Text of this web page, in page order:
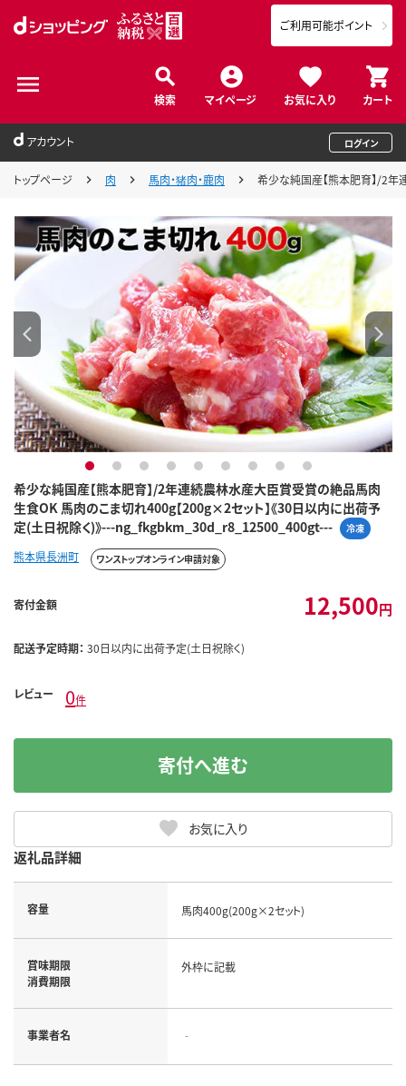
検索 マイページ お気に入り カート
ご利用可能ポイント
アカウント ログイン
トップページ 肉 馬肉・猪肉・鹿肉 希少な純国産【熊本肥育】/2
希少な純国産【熊本肥育】/2年連続農林水産大臣賞受賞の絶品馬肉
生食OK 馬肉のこま切れ400g【200g×2セット】《30日以内に出荷予
定(土日祝除く)》---ng_fkgbkm_30d_r8_12500_400gt---
冷凍
1 2 3 4 5 6 7 8 9
熊本県長洲町 ワンストップオンライン申請対象
寄付金額 12,500円
配送予定時期： 30日以内に出荷予定(土日祝除く)
レビュー 0件
お気に入り
寄付へ進む
返礼品詳細
容量 馬肉400g(200g×2セット)
賞味期限
消費期限
外枠に記載
事業者名 ‐